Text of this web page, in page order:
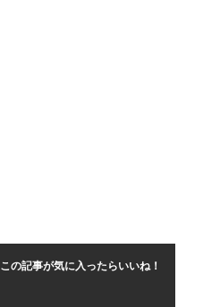
この記事が気に入ったらいいね！